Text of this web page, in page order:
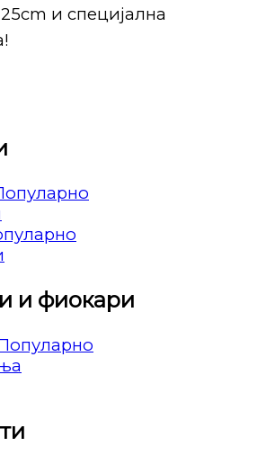
и специјална
и фиокари